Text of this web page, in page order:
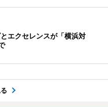
エクセレンスが「横浜対